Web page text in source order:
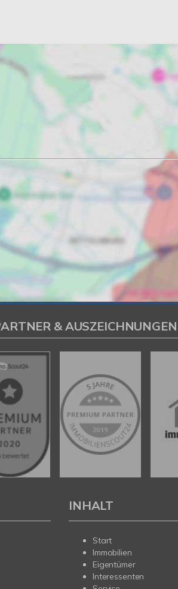
& AUSZEICHNUNGEN
INHALT
Start
Immobilien
Eigentümer
Interessenten